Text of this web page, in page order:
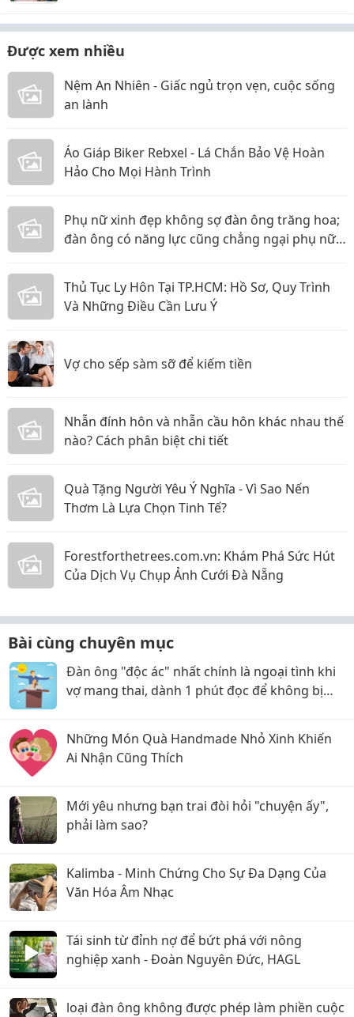
Được xem nhiều
Nệm An Nhiên - Giấc ngủ trọn vẹn, cuộc sống
an lành
Áo Giáp Biker Rebxel - Lá Chắn Bảo Vệ Hoàn
Hảo Cho Mọi Hành Trình
Phụ nữ xinh đẹp không sợ đàn ông trăng hoa;
đàn ông có năng lực cũng chẳng ngại phụ nữ
Thủ Tục Ly Hôn Tại TP.HCM: Hồ Sơ, Quy Trình
Và Những Điều Cần Lưu Ý
Vợ cho sếp sàm sỡ để kiếm tiền
Nhẫn đính hôn và nhẫn cầu hôn khác nhau thế
nào? Cách phân biệt chi tiết
Quà Tặng Người Yêu Ý Nghĩa - Vì Sao Nến
Thơm Là Lựa Chọn Tinh Tế?
Forestforthetrees.com.vn: Khám Phá Sức Hút
Của Dịch Vụ Chụp Ảnh Cưới Đà Nẵng
Bài cùng chuyên mục
Đàn ông "độc ác" nhất chính là ngoại tình khi
vợ mang thai, dành 1 phút đọc để không bị
Những Món Quà Handmade Nhỏ Xinh Khiến
Ai Nhận Cũng Thích
Mới yêu nhưng bạn trai đòi hỏi "chuyện ấy",
phải làm sao?
Kalimba - Minh Chứng Cho Sự Đa Dạng Của
Văn Hóa Âm Nhạc
Tái sinh từ đỉnh nợ để bứt phá với nông
nghiệp xanh - Đoàn Nguyên Đức, HAGL
loại đàn ông không được phép làm phiền cuộc